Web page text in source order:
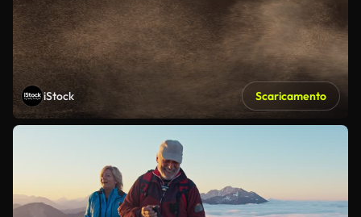
iStock Scaricamento